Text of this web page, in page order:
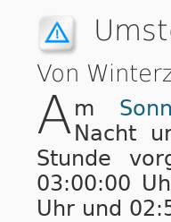
Von
Am
Nacht
Stunde
03:00:00
Uhr und